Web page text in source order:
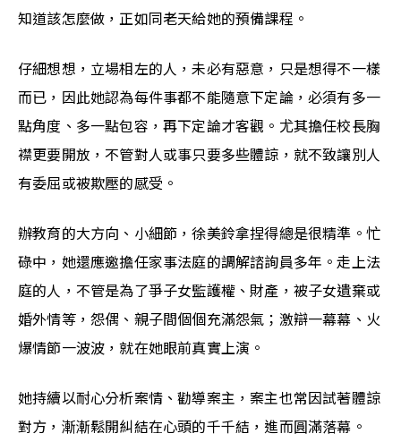
知道該怎麼做，正如同老天給她的預備課程。
仔細想想，立場相左的人，未必有惡意，只是想得不一樣
而已，因此她認為每件事都不能隨意下定論，必須有多一
點角度、多一點包容，再下定論才客觀。尤其擔任校長胸
襟更要開放，不管對人或事只要多些體諒，就不致讓別人
有委屈或被欺壓的感受。
辦教育的大方向、小細節，徐美鈴拿捏得總是很精準。忙
碌中，她還應邀擔任家事法庭的調解諮詢員多年。走上法
庭的人，不管是為了爭子女監護權、財產，被子女遺棄或
婚外情等，怨偶、親子間個個充滿怨氣；激辯一幕幕、火
爆情節一波波，就在她眼前真實上演。
她持續以耐心分析案情、勸導案主，案主也常因試著體諒
對方，漸漸鬆開糾結在心頭的千千結，進而圓滿落幕。